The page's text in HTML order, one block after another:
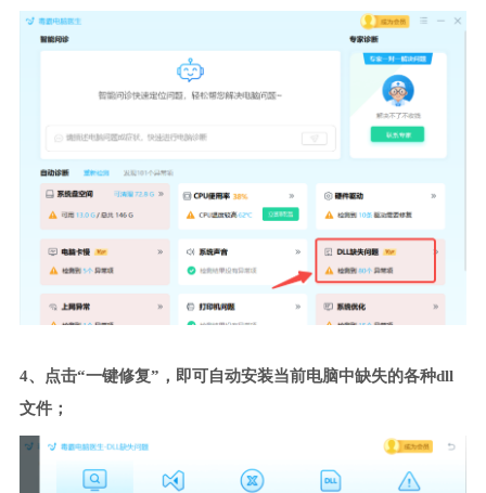
4、点击“一键修复”，即可自动安装当前电脑中缺失的各种dll
文件；